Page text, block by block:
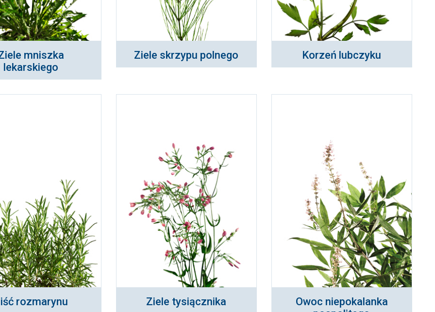
mniszka
lekarskiego
Ziele skrzypu polnego Korzeń lubczyku
rozmarynu Ziele tysiącznika
Owoc niepokalanka